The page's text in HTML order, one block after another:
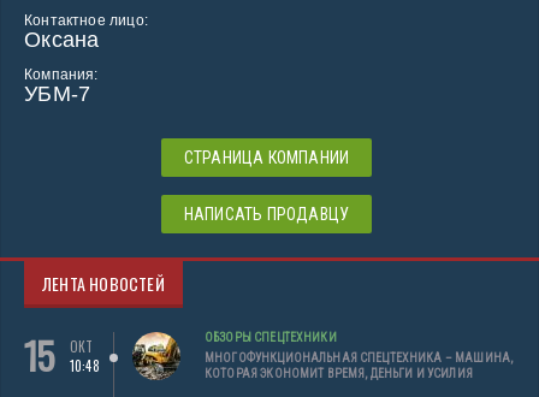
Контактное лицо:
Оксана
Компания:
УБМ-7
СТРАНИЦА КОМПАНИИ
НАПИСАТЬ ПРОДАВЦУ
ЛЕНТА НОВОСТЕЙ
15
ОКТ
10:48
ОБЗОРЫ СПЕЦТЕХНИКИ
МНОГОФУНКЦИОНАЛЬНАЯ СПЕЦТЕХНИКА – МАШИНА,
КОТОРАЯ ЭКОНОМИТ ВРЕМЯ, ДЕНЬГИ И УСИЛИЯ